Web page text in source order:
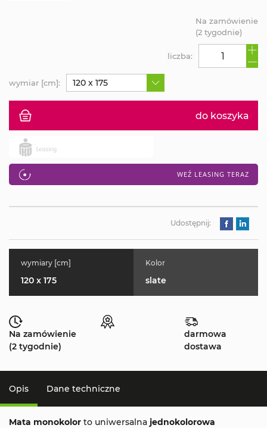
do koszyka
WEŹ LEASING TERAZ
liczba:
Na zamówienie
(2 tygodnie)
wymiar [cm]: 120 x 175
Udostępnij:
wymiary [cm]
120 x 175
Kolor
slate
Na zamówienie
(2 tygodnie)
darmowa
dostawa
Opis Dane techniczne
Mata monokolor to uniwersalna jednokolorowa